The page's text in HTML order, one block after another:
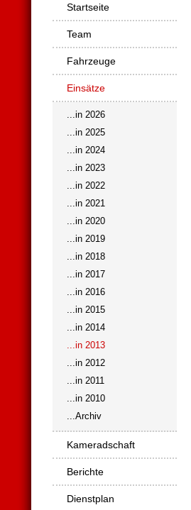
Navigation
überspringen
Startseite
Team
Fahrzeuge
Einsätze
...in 2026
...in 2025
...in 2024
...in 2023
...in 2022
...in 2021
...in 2020
...in 2019
...in 2018
...in 2017
...in 2016
...in 2015
...in 2014
...in 2013
...in 2012
...in 2011
...in 2010
...Archiv
Kameradschaft
Berichte
Dienstplan